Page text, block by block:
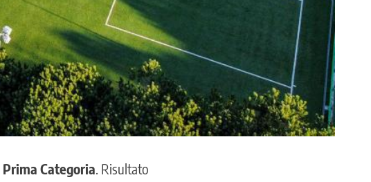
Prima Categoria . Risultato